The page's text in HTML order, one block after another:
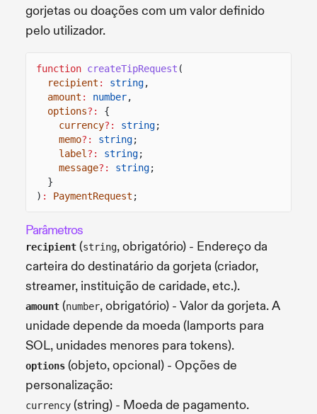
gorjetas ou doações com um valor definido
pelo utilizador.
function createTipRequest (
recipient : string,
amount : number,
options?:
{
currency?: string;
memo?: string;
label ?: string;
message?: string;
}
) : PaymentRequest ;
Parâmetros
recipient (string, obrigatório) - Endereço da
carteira do destinatário da gorjeta (criador,
streamer, instituição de caridade, etc.).
amount (number, obrigatório) - Valor da gorjeta. A
unidade depende da moeda (lamports para
SOL, unidades menores para tokens).
options (objeto, opcional) - Opções de
personalização:
currency (string) - Moeda de pagamento.